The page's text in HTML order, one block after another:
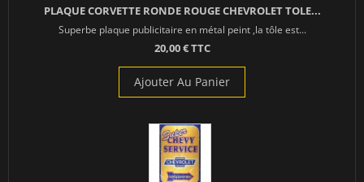
PLAQUE CORVETTE RONDE ROUGE CHEVROLET TOLE...
Superbe plaque publicitaire en métal peint ,la tôle est...
20,00 € TTC
Ajouter Au Panier